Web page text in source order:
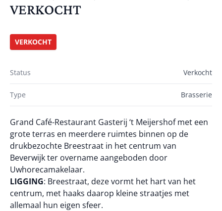
VERKOCHT
VERKOCHT
Status Verkocht
Type Brasserie
Grand Café-Restaurant Gasterij ‘t Meijershof met een
grote terras en meerdere ruimtes binnen op de
drukbezochte Breestraat in het centrum van
Beverwijk ter overname aangeboden door
Uwhorecamakelaar.
LIGGING: Breestraat, deze vormt het hart van het
centrum, met haaks daarop kleine straatjes met
allemaal hun eigen sfeer.